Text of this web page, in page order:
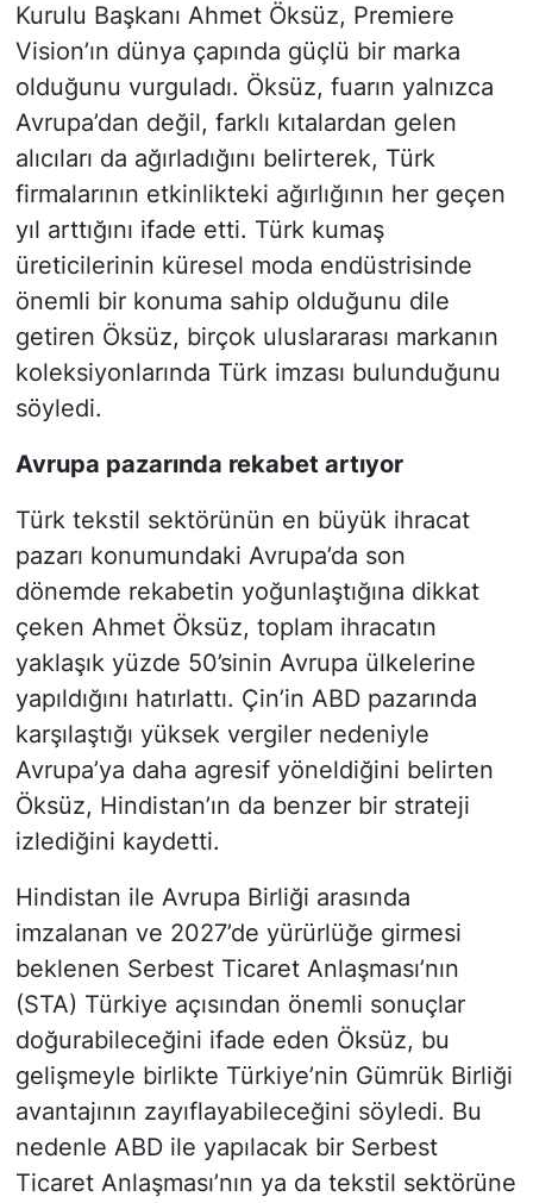
Kurulu Başkanı Ahmet Öksüz, Premiere
Vision’ın dünya çapında güçlü bir marka
olduğunu vurguladı. Öksüz, fuarın yalnızca
Avrupa’dan değil, farklı kıtalardan gelen
alıcıları da ağırladığını belirterek, Türk
firmalarının etkinlikteki ağırlığının her geçen
yıl arttığını ifade etti. Türk kumaş
üreticilerinin küresel moda endüstrisinde
önemli bir konuma sahip olduğunu dile
getiren Öksüz, birçok uluslararası markanın
koleksiyonlarında Türk imzası bulunduğunu
söyledi.
Avrupa pazarında rekabet artıyor
Türk tekstil sektörünün en büyük ihracat
pazarı konumundaki Avrupa’da son
dönemde rekabetin yoğunlaştığına dikkat
çeken Ahmet Öksüz, toplam ihracatın
yaklaşık yüzde 50’sinin Avrupa ülkelerine
yapıldığını hatırlattı. Çin’in ABD pazarında
karşılaştığı yüksek vergiler nedeniyle
Avrupa’ya daha agresif yöneldiğini belirten
Öksüz, Hindistan’ın da benzer bir strateji
izlediğini kaydetti.
Hindistan ile Avrupa Birliği arasında
imzalanan ve 2027’de yürürlüğe girmesi
beklenen Serbest Ticaret Anlaşması’nın
(STA) Türkiye açısından önemli sonuçlar
doğurabileceğini ifade eden Öksüz, bu
gelişmeyle birlikte Türkiye’nin Gümrük Birliği
avantajının zayıflayabileceğini söyledi. Bu
nedenle ABD ile yapılacak bir Serbest
Ticaret Anlaşması’nın ya da tekstil sektörüne